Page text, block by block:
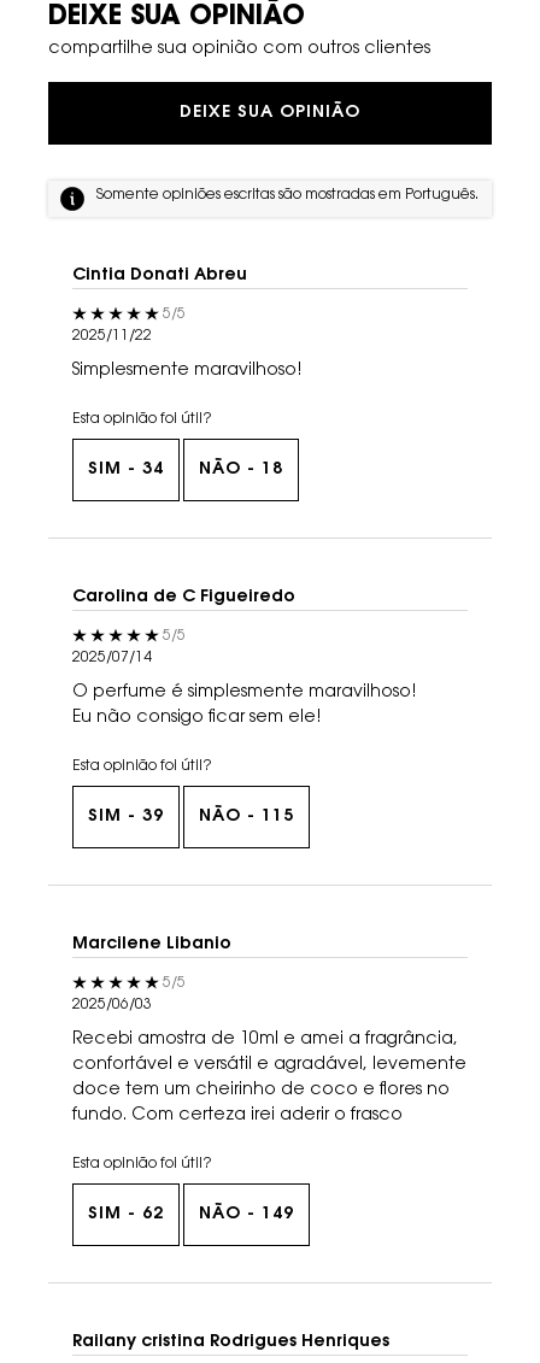
DEIXE SUA OPINIÃO
compartilhe sua opinião com outros clientes
DEIXE SUA OPINIÃO
Somente opiniões escritas são mostradas em Português.
Cintia Donati Abreu
5 out of 5 stars.5/5
2025/11/22
Simplesmente maravilhoso!
Esta opinião foi útil?
SIM - 34 NÃO - 18
Carolina de C Figueiredo
5 out of 5 stars.5/5
2025/07/14
O perfume é simplesmente maravilhoso!
Eu não consigo ficar sem ele!
Esta opinião foi útil?
SIM - 39 NÃO - 115
Marcilene Libanio
5 out of 5 stars.5/5
2025/06/03
Recebi amostra de 10ml e amei a fragrância,
confortável e versátil e agradável, levemente
doce tem um cheirinho de coco e flores no
fundo. Com certeza irei aderir o frasco
Esta opinião foi útil?
SIM - 62 NÃO - 149
Railany cristina Rodrigues Henriques